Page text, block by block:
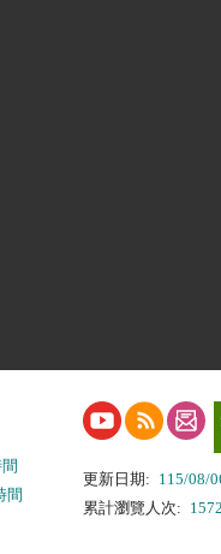
間
更新日期: 115/08/
累計瀏覽人次: